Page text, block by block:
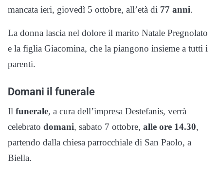
mancata ieri, giovedì 5 ottobre, all’età di 77 anni.
La donna lascia nel dolore il marito Natale Pregnolato
e la figlia Giacomina, che la piangono insieme a tutti i
parenti.
Domani il funerale
Il funerale, a cura dell’impresa Destefanis, verrà
celebrato domani, sabato 7 ottobre, alle ore 14.30,
partendo dalla chiesa parrocchiale di San Paolo, a
Biella.